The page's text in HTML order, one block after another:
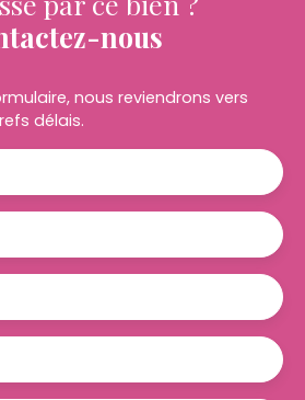
nous
nous reviendrons vers
délais.